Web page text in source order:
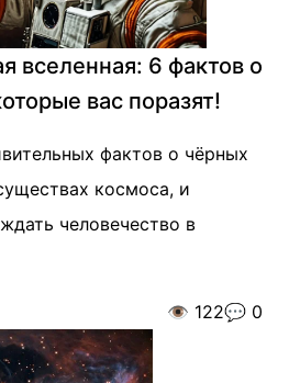
вселенная: 6 фактов о
вас поразят!
фактов о чёрных
космоса, и
человечество в
👁️ 122💬 0